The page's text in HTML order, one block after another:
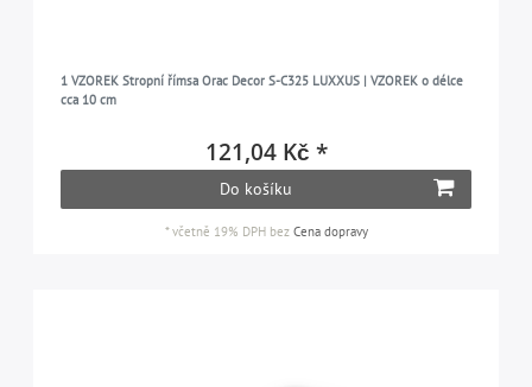
1 VZOREK Stropní římsa Orac Decor S-C325 LUXXUS | VZOREK o délce
cca 10 cm
121,04 Kč *
Do košíku
*včetně 19% DPHbez Cena dopravy